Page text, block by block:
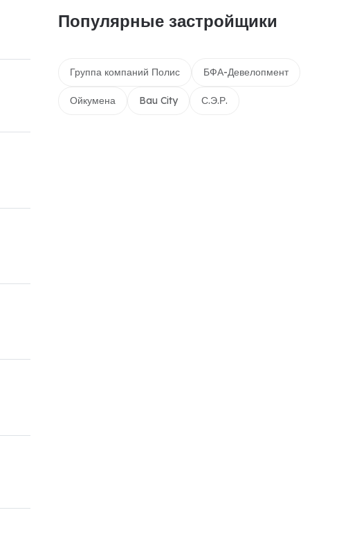
Популярные застройщики
Группа компаний Полис БФА-Девелопмент
Ойкумена Bau City С.Э.Р.